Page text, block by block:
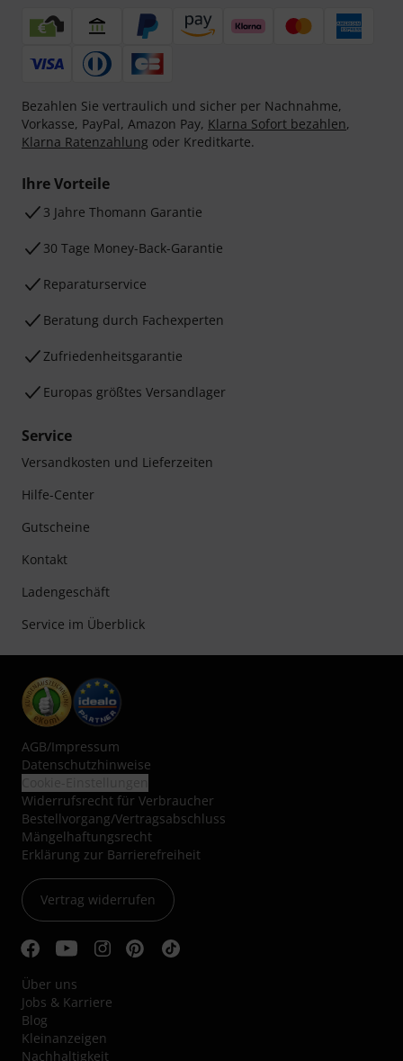
Bezahlen Sie vertraulich und sicher per Nachnahme,
Vorkasse, PayPal, Amazon Pay, Klarna Sofort bezahlen,
Klarna Ratenzahlung oder Kreditkarte.
Ihre Vorteile
3 Jahre Thomann Garantie
30 Tage Money-Back-Garantie
Reparaturservice
Beratung durch Fachexperten
Zufriedenheitsgarantie
Europas größtes Versandlager
Service
Versandkosten und Lieferzeiten
Hilfe-Center
Gutscheine
Kontakt
Ladengeschäft
Service im Überblick
AGB/Impressum
Datenschutzhinweise
Widerrufsrecht für Verbraucher
Bestellvorgang/Vertragsabschluss
Mängelhaftungsrecht
Erklärung zur Barrierefreiheit
Vertrag widerrufen
Über uns
Jobs & Karriere
Blog
Kleinanzeigen
Nachhaltigkeit